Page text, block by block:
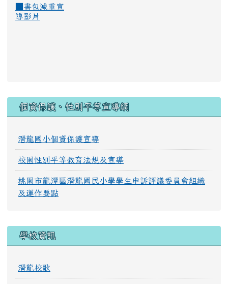
書包減重宣
導影片
個資保護、性別平等宣導網
潛龍國小個資保護宣導
校園性別平等教育法規及宣導
桃園市龍潭區潛龍國民小學學生申訴評議委員會組織
及運作要點
學校資訊
潛龍校歌